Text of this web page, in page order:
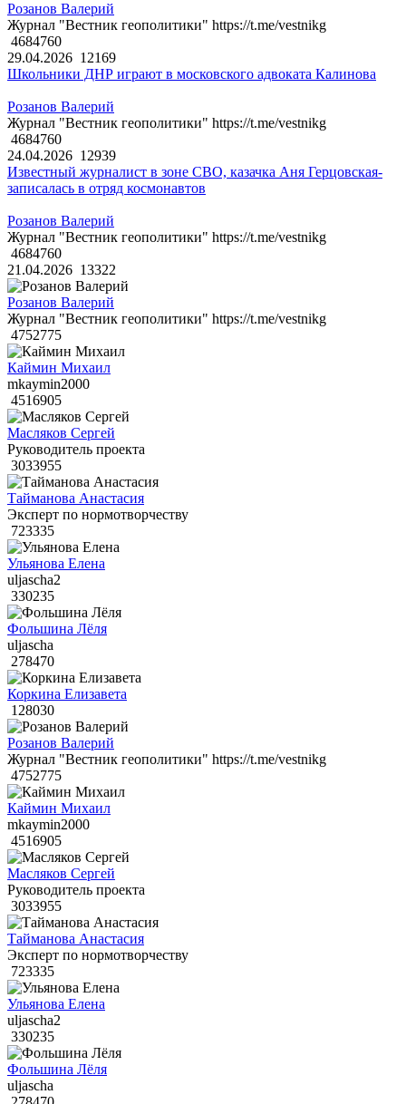
Розанов Валерий
Журнал "Вестник геополитики" https://t.me/vestnikg
4684760
29.04.2026 12169
Школьники ДНР играют в московского адвоката Калинова
Розанов Валерий
Журнал "Вестник геополитики" https://t.me/vestnikg
4684760
24.04.2026 12939
Известный журналист в зоне СВО, казачка Аня Герцовская-
записалась в отряд космонавтов
Розанов Валерий
Журнал "Вестник геополитики" https://t.me/vestnikg
4684760
21.04.2026 13322
Розанов Валерий
Журнал "Вестник геополитики" https://t.me/vestnikg
4752775
Каймин Михаил
mkaymin2000
4516905
Масляков Сергей
Руководитель проекта
3033955
Тайманова Анастасия
Эксперт по нормотворчеству
723335
Ульянова Елена
uljascha2
330235
Фольшина Лёля
uljascha
278470
Коркина Елизавета
128030
Розанов Валерий
Журнал "Вестник геополитики" https://t.me/vestnikg
4752775
Каймин Михаил
mkaymin2000
4516905
Масляков Сергей
Руководитель проекта
3033955
Тайманова Анастасия
Эксперт по нормотворчеству
723335
Ульянова Елена
uljascha2
330235
Фольшина Лёля
uljascha